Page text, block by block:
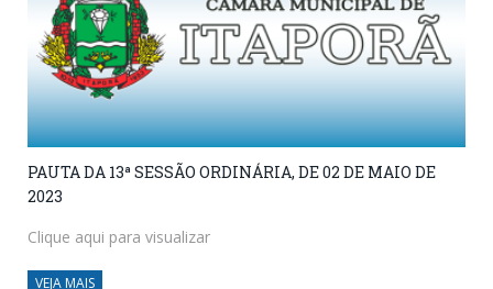
PAUTA DA 13ª SESSÃO ORDINÁRIA, DE 02 DE MAIO DE
2023
Clique aqui para visualizar
VEJA MAIS